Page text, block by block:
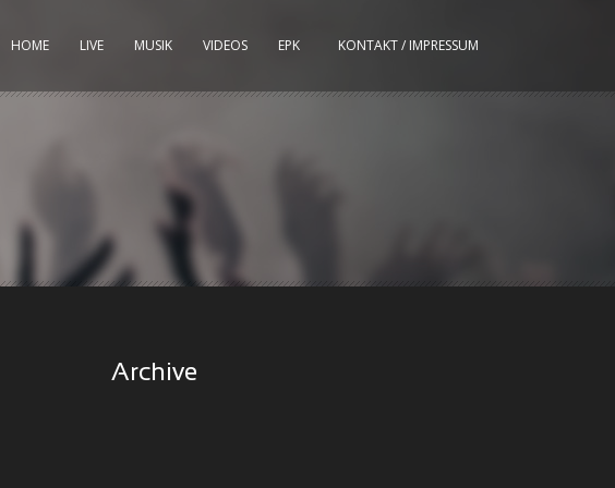
HOME LIVE MUSIK VIDEOS EPK KONTAKT / IMPRESSUM
Archive